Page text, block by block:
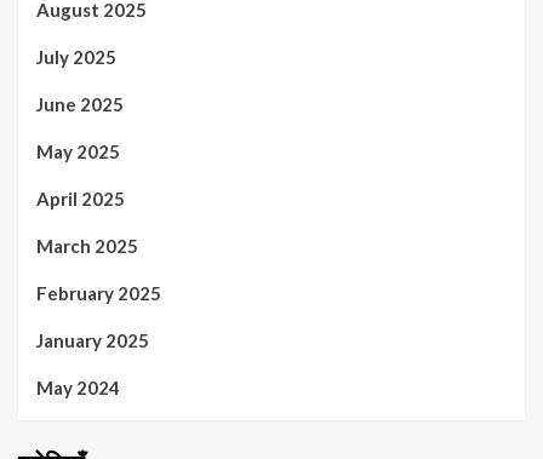
August 2025
July 2025
June 2025
May 2025
April 2025
March 2025
February 2025
January 2025
May 2024